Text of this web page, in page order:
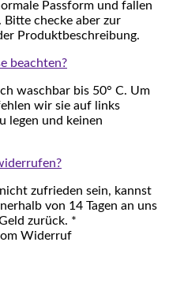
Passform und fallen
Bitte checke aber zur
Produktbeschreibung.
beachten?
waschbar bis 50° C. Um
wir sie auf links
legen und keinen
zufrieden sein, kannst
von 14 Tagen an uns
zurück. *
Widerruf